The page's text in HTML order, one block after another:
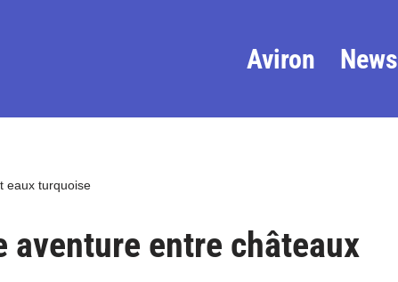
Aviron News
eaux turquoise
aventure entre châteaux